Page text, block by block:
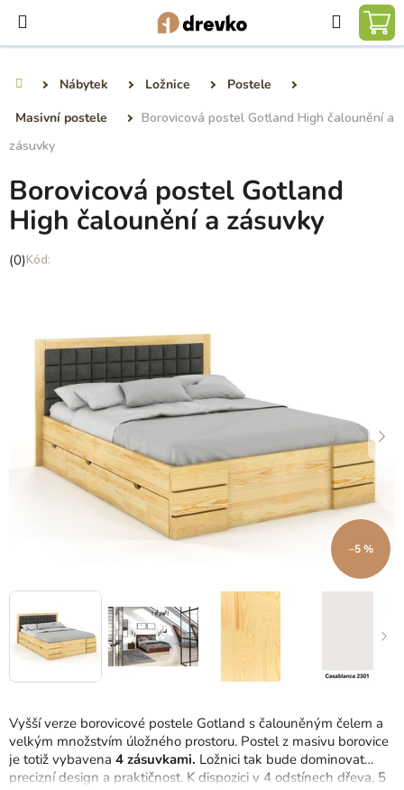
obsah
Hledat
Nábytek Ložnice
Postele
Masivní postele
Borovicová postel Gotland High čalounění a
zásuvky
Vyšší verze borovicové postele Gotland s čalouněným čelem a
velkým množstvím úložného prostoru. Postel z masivu borovice
je totiž vybavena 4 zásuvkami. Ložnici tak bude dominovat
precizní design a praktičnost. K dispozici v 4 odstínech dřeva, 5
Borovicová postel Gotland
High čalounění a zásuvky
Průměrné
hvězdiček.
(0)
–5 %